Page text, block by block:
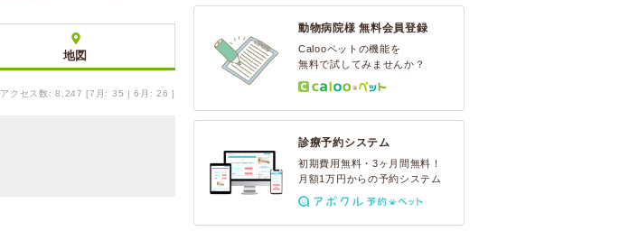
地図
アクセス数: 8,247 [7月: 35 | 6月: 26 ]
動物病院様 無料会員登録
Calooペットの機能を
無料で試してみませんか？
診療予約システム
初期費用無料・3ヶ月間無料！
月額1万円からの予約システム